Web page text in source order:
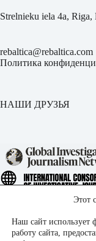
Strelnieku iela 4a,
rebaltica@rebaltica.com
Политика
НАШИ ДРУЗЬЯ
Этот
Наш сайт использует
работу сайта,